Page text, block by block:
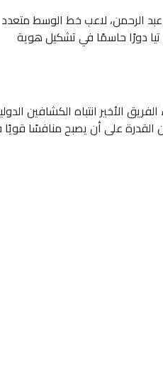
الرحمن، لاعب خط الوسط متعدد
تيا دورًا حاسمًا في تشكيل هوية
الأخير انتباه الكشافين
القدرة على أن يصبح منافسًا